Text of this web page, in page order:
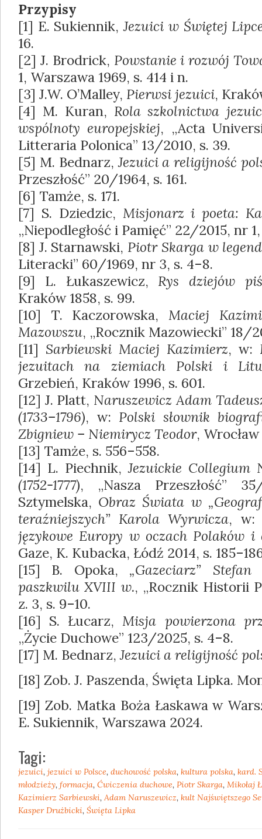
Przypisy
[1] E. Sukiennik,Jezuici w Świętej
16.
[2] J. Brodrick, Powstanie i rozwój
1, Warszawa 1969, s. 414 i n.
[3] J.W. O’Malley, Pierwsi jezuici,
[4] M. Kuran, Rola szkolnictwa
wspólnoty europejskiej, „Acta
Litteraria Polonica” 13/2010, s. 39.
[5] M. Bednarz,Jezuici a religijność
Przeszłość” 20/1964, s. 161.
[6] Tamże, s. 171.
[7] S. Dziedzic, Misjonarz i poeta:
„Niepodległość i Pamięć” 22/2015, nr
[8] J. Starnawski, Piotr Skarga w
Literacki” 60/1969, nr 3, s. 4–8.
[9] L. Łukaszewicz, Rys dziejów
Kraków 1858, s. 99.
[10] T. Kaczorowska,Maciej
Mazowszu, „Rocznik Mazowiecki” 18/
[11] Sarbiewski Maciej Kazimierz, w:
jezuitach na ziemiach Polski i
Grzebień, Kraków 1996, s. 601.
[12] J. Platt, Naruszewicz Adam
(1733–1796), w: Polski słownik
Zbigniew – Niemirycz Teodor, Wrocław
[13] Tamże, s. 556–558.
[14] L. Piechnik,Jezuickie Collegium
(1752-1777), „Nasza Przeszłość”
Sztymelska, Obraz Świata w
teraźniejszych” Karola Wyrwicza,
językowe Europy w oczach Polaków i
Gaze, K. Kubacka, Łódź 2014, s.
[15] B. Opoka, „Gazeciarz”
paszkwilu XVIII w., „Rocznik Historii
z. 3, s. 9–10.
[16] S. Łucarz,Misja powierzona
„Życie Duchowe” 123/2025, s. 4–8.
[17] M. Bednarz,Jezuici a religijność
[18] Zob. J. Paszenda, Święta Lipka.
[19] Zob. Matka Boża Łaskawa w
E. Sukiennik, Warszawa 2024.
Tagi:
jezuici, jezuici w Polsce, duchowość polska, kultura polska, kard.
młodzieży, formacja, Ćwiczenia duchowe, Piotr Skarga, Mikołaj
Kazimierz Sarbiewski, Adam Naruszewicz, kult Najświętszego
Kasper Drużbicki, Święta Lipka